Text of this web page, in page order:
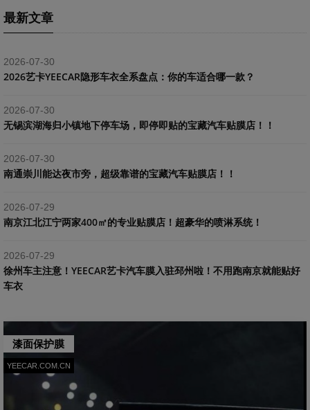
最新文章
2026-07-30
2026艺卡YEECAR隐形车衣全系盘点：你的车适合哪一款？
2026-07-30
​无锡滨湖海归小镇地下停车场，即停即贴的宝藏汽车贴膜店！！
2026-07-30
南通崇川能达夜市旁，超级靠谱的宝藏汽车贴膜店！！
2026-07-29
南京江北江宁两家400㎡的专业贴膜店！超豪华的喷淋系统！
2026-07-29
​徐州车主注意！YEECAR艺卡汽车膜入驻邳州啦！不用跑南京就能贴好
车衣
漆面保护膜
YEECAR.COM.CN